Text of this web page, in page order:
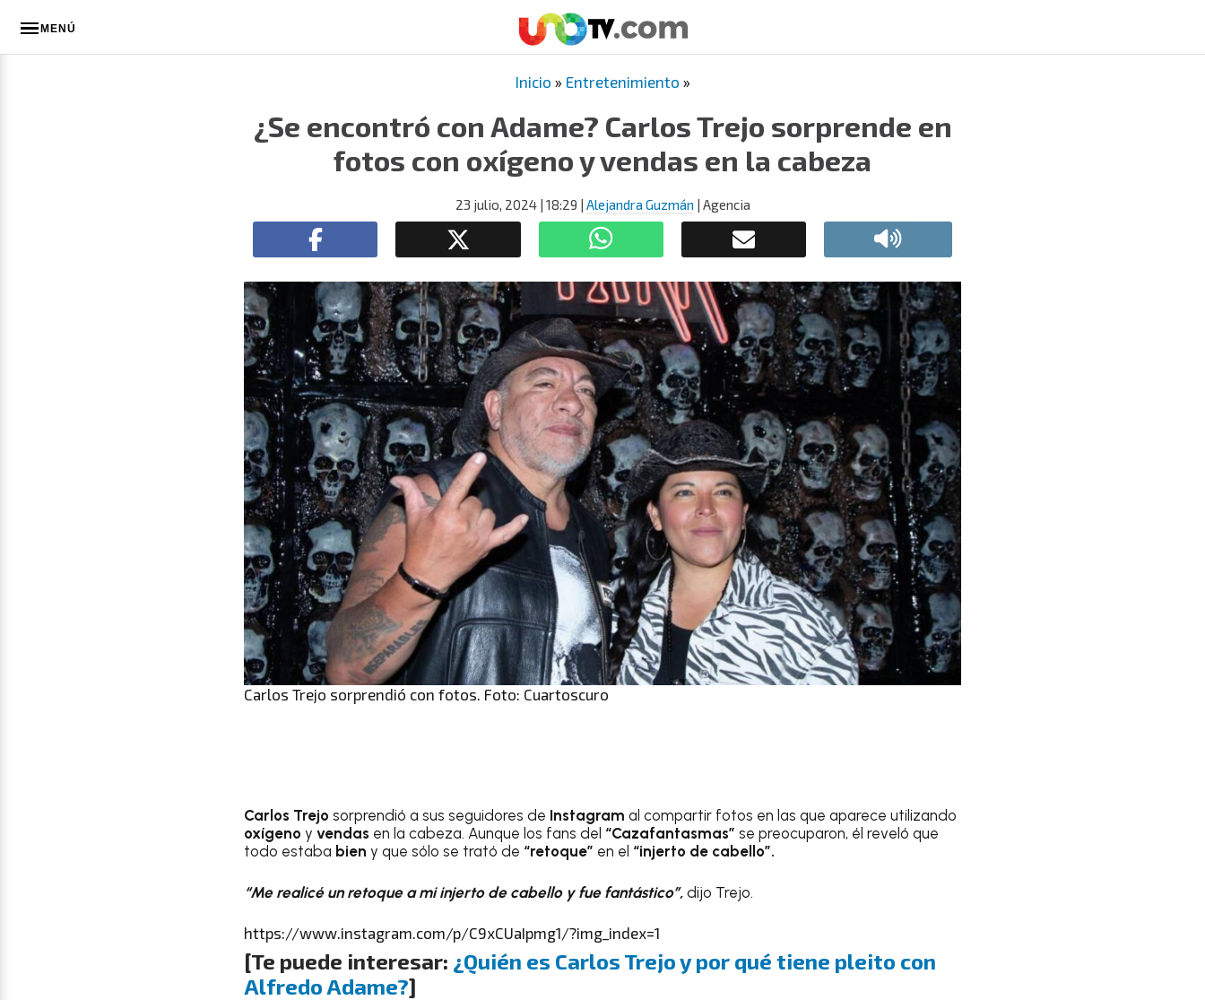
MENÚ
Inicio » Entretenimiento »
¿Se encontró con Adame? Carlos Trejo sorprende en
fotos con oxígeno y vendas en la cabeza
23 julio, 2024| 18:29 | Alejandra Guzmán | Agencia
Carlos Trejo sorprendió con fotos. Foto: Cuartoscuro
Carlos Trejo sorprendió a sus seguidores de Instagram al compartir fotos en las que aparece utilizando
oxígeno y vendas en la cabeza. Aunque los fans del “Cazafantasmas” se preocuparon, él reveló que
todo estaba bien y que sólo se trató de “retoque” en el “injerto de cabello”.
“Me realicé un retoque a mi injerto de cabello y fue fantástico”, dijo Trejo.
https://www.instagram.com/p/C9xCUaIpmg1/?img_index=1
[Te puede interesar: ¿Quién es Carlos Trejo y por qué tiene pleito con
Alfredo Adame?]